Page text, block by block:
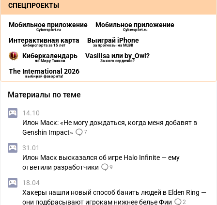
СПЕЦПРОЕКТЫ
Мобильное приложение
Cybersport.ru
Мобильное приложение
Cybersport.ru
Интерактивная карта
киберспорта за 15 лет
Выиграй iPhone
за прогнозы на MLBB
Киберкалендарь
по Миру Танков
Vasilisa или by_Owl?
За кого сердечко?
The International 2026
выбирай фаворита!
Материалы по теме
14.10
Илон Маск: «Не могу дождаться, когда меня добавят в
Genshin Impact»
7
31.01
Илон Маск высказался об игре Halo Infinite — ему
ответили разработчики
9
18.04
Хакеры нашли новый способ банить людей в Elden Ring —
они подбрасывают игрокам нижнее белье Фии
2